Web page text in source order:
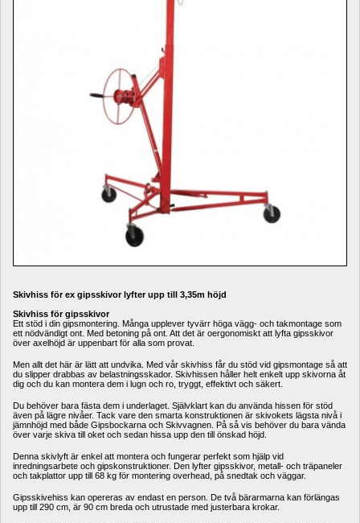
Skivhiss för ex gipsskivor lyfter upp till 3,35m höjd
Skivhiss för gipsskivor
Ett stöd i din gipsmontering. Många upplever tyvärr höga vägg- och takmontage som
ett nödvändigt ont. Med betoning på ont. Att det är oergonomiskt att lyfta gipsskivor
över axelhöjd är uppenbart för alla som provat.
Men allt det här är lätt att undvika. Med vår skivhiss får du stöd vid gipsmontage så att
du slipper drabbas av belastningsskador. Skivhissen håller helt enkelt upp skivorna åt
dig och du kan montera dem i lugn och ro, tryggt, effektivt och säkert.
Du behöver bara fästa dem i underlaget. Självklart kan du använda hissen för stöd
även på lägre nivåer. Tack vare den smarta konstruktionen är skivokets lägsta nivå i
jämnhöjd med både Gipsbockarna och Skivvagnen. På så vis behöver du bara vända
över varje skiva till oket och sedan hissa upp den till önskad höjd.
Denna skivlyft är enkel att montera och fungerar perfekt som hjälp vid
inredningsarbete och gipskonstruktioner. Den lyfter gipsskivor, metall- och träpaneler
och takplattor upp till 68 kg för montering overhead, på snedtak och väggar.
Gipsskivehiss kan opereras av endast en person. De två bärarmarna kan förlängas
upp till 290 cm, är 90 cm breda och utrustade med justerbara krokar.